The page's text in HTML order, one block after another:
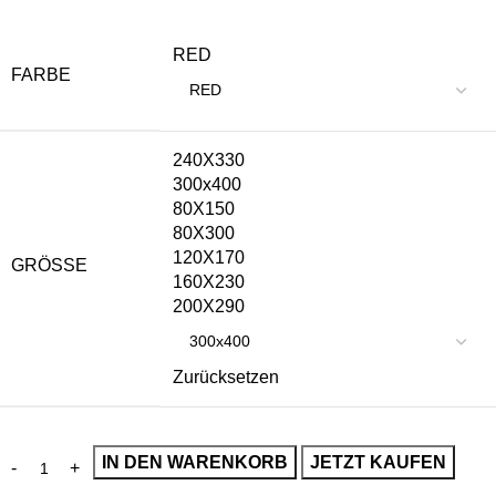
FARBE
RED
GRÖSSE
240X330
300x400
80X150
80X300
120X170
160X230
200X290
Zurücksetzen
IN DEN WARENKORB JETZT KAUFEN